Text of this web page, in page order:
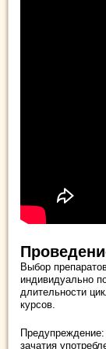
Выбор
индивидуально
длительности
курсов.
зачатия